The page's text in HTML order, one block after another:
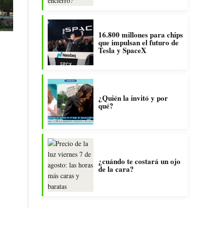
16.800 millones para chips
que impulsan el futuro de
Tesla y SpaceX
¿Quién la invitó y por
qué?
¿cuándo te costará un ojo
de la cara?